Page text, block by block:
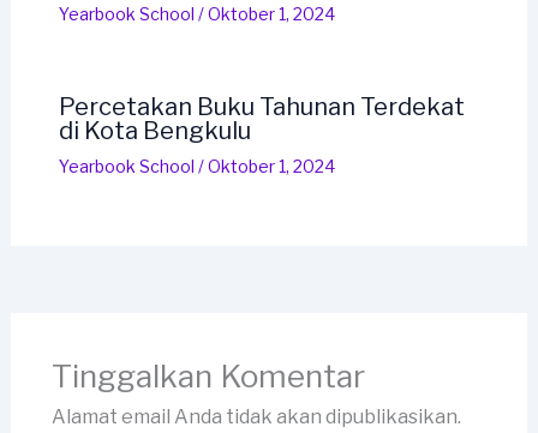
Yearbook School /Oktober 1, 2024
Percetakan Buku Tahunan Terdekat
di Kota Bengkulu
Yearbook School /Oktober 1, 2024
Tinggalkan Komentar
Alamat email Anda tidak akan dipublikasikan.